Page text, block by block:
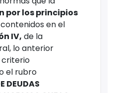
por los principios
contenidos en el
IV, de la
lo anterior
el rubro
DEUDAS